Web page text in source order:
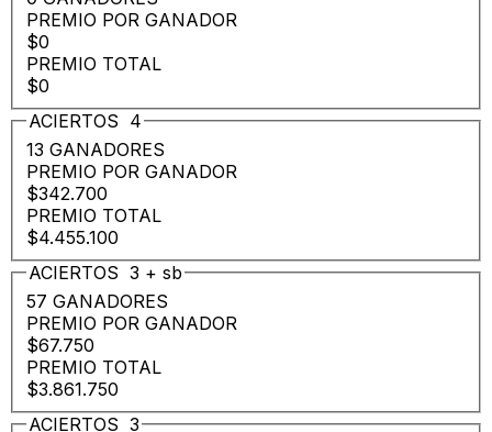
PREMIO POR GANADOR
$0
PREMIO TOTAL
$0
ACIERTOS 4
13 GANADORES
PREMIO POR GANADOR
$342.700
PREMIO TOTAL
$4.455.100
ACIERTOS 3 + sb
57 GANADORES
PREMIO POR GANADOR
$67.750
PREMIO TOTAL
$3.861.750
ACIERTOS 3